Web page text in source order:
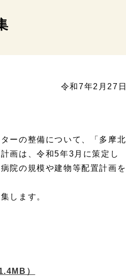
令和7年2月27日
ーの整備について、「多摩北
画は、令和5年3月に策定し
院の規模や建物等配置計画を
します。
）